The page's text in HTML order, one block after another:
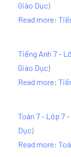
Giáo Dục)
Read more:
Tiếng Anh 7 -
Giáo Dục)
Read more:
Toán 7 - Lớp 7 -
Dục)
Read more: